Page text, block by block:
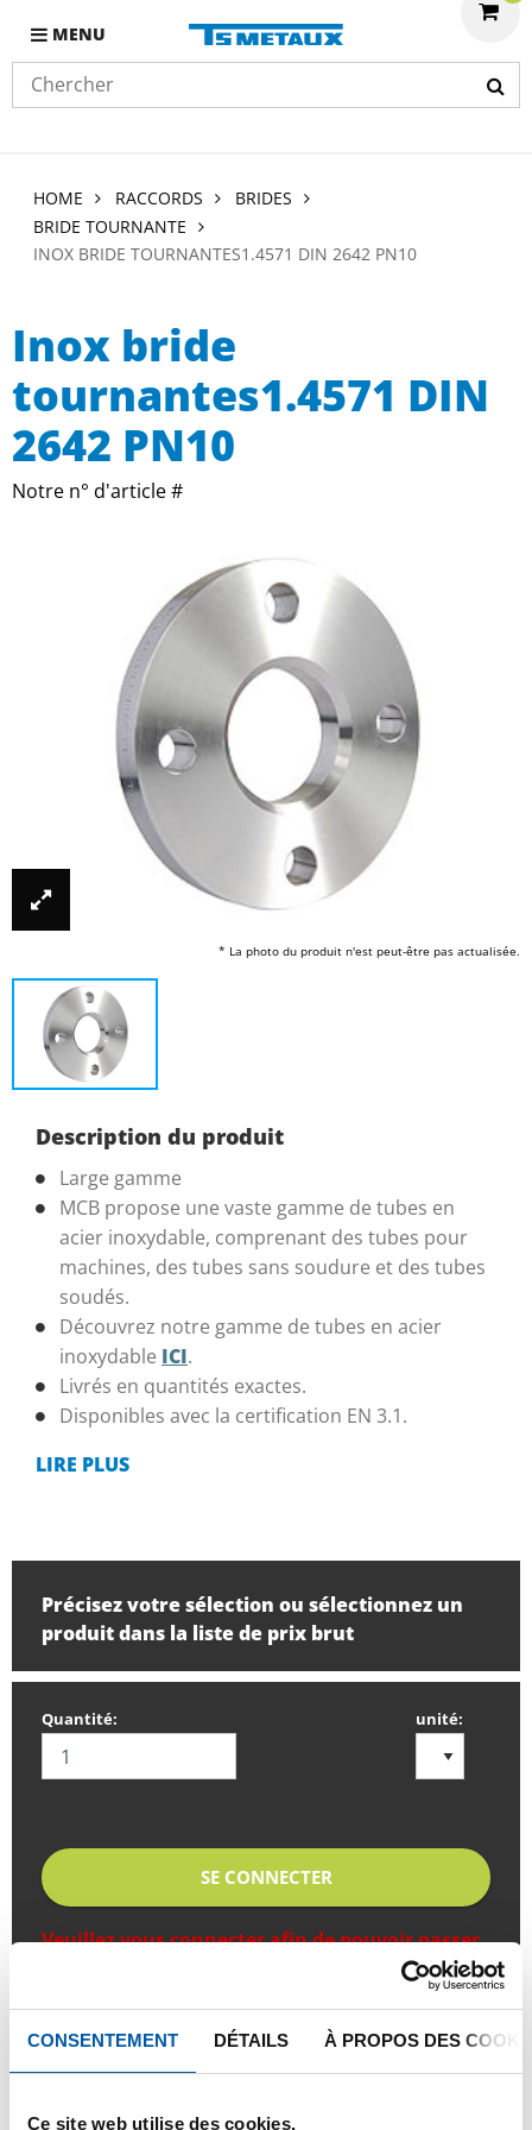
CONSENTEMENT DÉTAILS À PROPOS DES
Ce site web utilise des cookies.
MENU
HOME RACCORDS
BRIDES
BRIDE TOURNANTE
INOX BRIDE TOURNANTES1.4571 DIN 2642 PN10
Inox bride
tournantes1.4571 DIN
2642 PN10
Notre n° d'article #
* La photo du produit n'est peut-être pas actualisée.
Description du produit
Large gamme
MCB propose une vaste gamme de tubes en
acier inoxydable, comprenant des tubes pour
machines, des tubes sans soudure et des tubes
soudés.
Découvrez notre gamme de tubes en acier
inoxydable ICI.
Livrés en quantités exactes.
Disponibles avec la certification EN 3.1.
LIRE PLUS
Précisez votre sélection ou sélectionnez un
produit dans la liste de prix brut
Quantité: unité:
SE CONNECTER
Veuillez vous connecter afin de pouvoir passer
Commandez avec vos propres numéros d’articles